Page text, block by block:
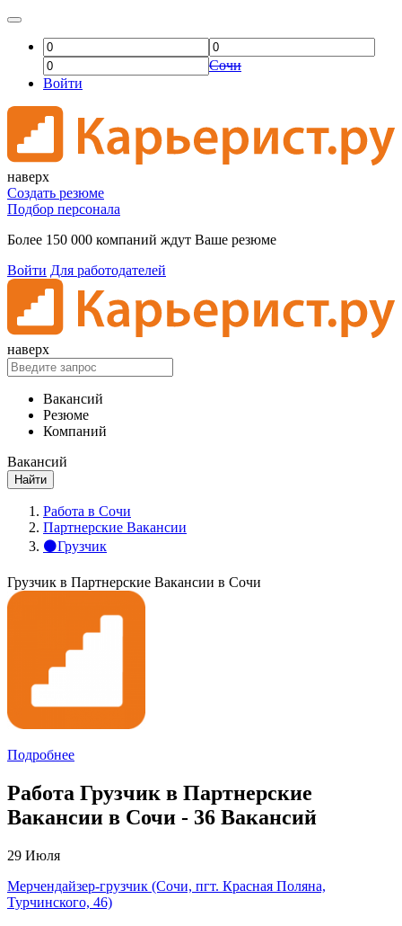
Сочи
Войти
наверх
Создать резюме
Подбор персонала
Более 150 000 компаний ждут Ваше резюме
Войти Для работодателей
наверх
Вакансий
Резюме
Компаний
Вакансий
Найти
Работа в Сочи
Партнерские Вакансии
⚫Грузчик
Грузчик в Партнерские Вакансии в Сочи
Подробнее
Работа Грузчик в Партнерские
Вакансии в Сочи - 36 Вакансий
29 Июля
Мерчендайзер-грузчик (Сочи, пгт. Красная Поляна,
Турчинского, 46)